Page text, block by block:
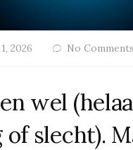
2026 No Comments
wel
slecht).